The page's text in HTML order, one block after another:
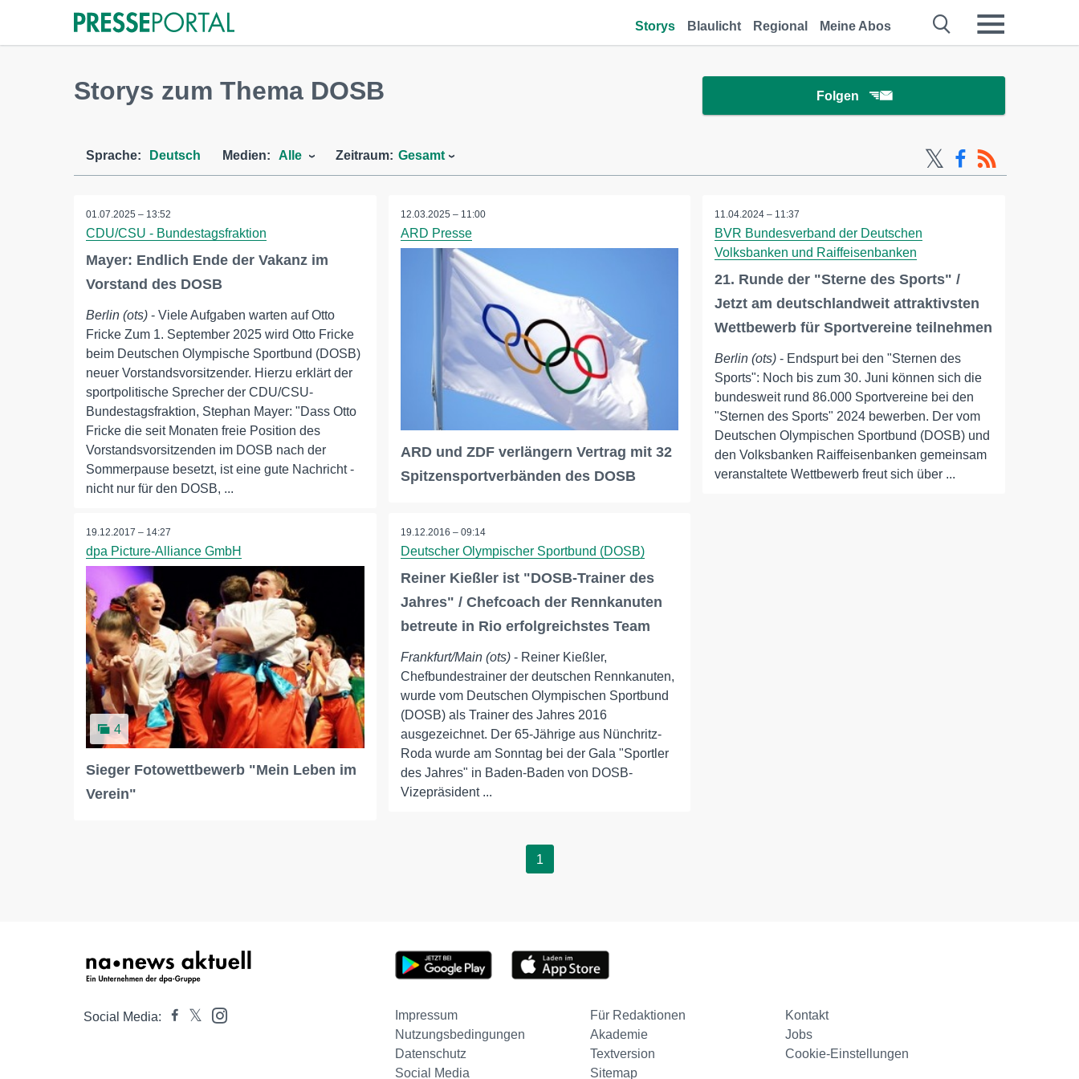
Storys Blaulicht Regional Meine Abos
Storys zum Thema DOSB Folgen
Sprache: Deutsch Medien: Alle Zeitraum: Gesamt
01.07.2025 – 13:52
CDU/CSU - Bundestagsfraktion
Mayer: Endlich Ende der Vakanz im
Vorstand des DOSB
Berlin (ots) - Viele Aufgaben warten auf Otto
Fricke Zum 1. September 2025 wird Otto Fricke
beim Deutschen Olympische Sportbund (DOSB)
neuer Vorstandsvorsitzender. Hierzu erklärt der
sportpolitische Sprecher der CDU/CSU-
Bundestagsfraktion, Stephan Mayer: "Dass Otto
Fricke die seit Monaten freie Position des
Vorstandsvorsitzenden im DOSB nach der
Sommerpause besetzt, ist eine gute Nachricht -
nicht nur für den DOSB, ...
12.03.2025 – 11:00
ARD Presse
ARD und ZDF verlängern Vertrag mit 32
Spitzensportverbänden des DOSB
11.04.2024 – 11:37
BVR Bundesverband der Deutschen
Volksbanken und Raiffeisenbanken
21. Runde der "Sterne des Sports" /
Jetzt am deutschlandweit attraktivsten
Wettbewerb für Sportvereine teilnehmen
Berlin (ots) - Endspurt bei den "Sternen des
Sports": Noch bis zum 30. Juni können sich die
bundesweit rund 86.000 Sportvereine bei den
"Sternen des Sports" 2024 bewerben. Der vom
Deutschen Olympischen Sportbund (DOSB) und
den Volksbanken Raiffeisenbanken gemeinsam
veranstaltete Wettbewerb freut sich über ...
19.12.2017 – 14:27
dpa Picture-Alliance GmbH
4
Sieger Fotowettbewerb "Mein Leben im
Verein"
19.12.2016 – 09:14
Deutscher Olympischer Sportbund (DOSB)
Reiner Kießler ist "DOSB-Trainer des
Jahres" / Chefcoach der Rennkanuten
betreute in Rio erfolgreichstes Team
Frankfurt/Main (ots)- Reiner Kießler,
Chefbundestrainer der deutschen Rennkanuten,
wurde vom Deutschen Olympischen Sportbund
(DOSB) als Trainer des Jahres 2016
ausgezeichnet. Der 65-Jährige aus Nünchritz-
Roda wurde am Sonntag bei der Gala "Sportler
des Jahres" in Baden-Baden von DOSB-
Vizepräsident ...
1
Social Media: Impressum Für Redaktionen
Kontakt
Nutzungsbedingungen
Akademie
Jobs
Datenschutz
Textversion
Cookie-Einstellungen
Social Media
Sitemap